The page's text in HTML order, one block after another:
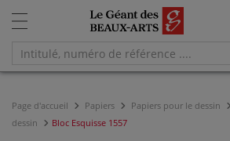
Page d'accueil Papiers Papiers pour le dessin
dessin
Bloc Esquisse 1557